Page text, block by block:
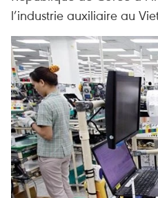
l’industrie auxiliaire au